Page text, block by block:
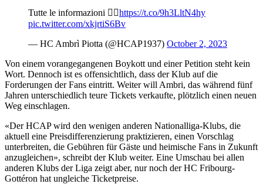
Tutte le informazioni 👇🏻https://t.co/9h3LltN4hy
pic.twitter.com/xkjrtiS6Bv
— HC Ambrì Piotta (@HCAP1937) October 2, 2023
Von einem vorangegangenen Boykott und einer Petition steht kein
Wort. Dennoch ist es offensichtlich, dass der Klub auf die
Forderungen der Fans eintritt. Weiter will Ambri, das während fünf
Jahren unterschiedlich teure Tickets verkaufte, plötzlich einen neuen
Weg einschlagen.
«Der HCAP wird den wenigen anderen Nationalliga-Klubs, die
aktuell eine Preisdifferenzierung praktizieren, einen Vorschlag
unterbreiten, die Gebühren für Gäste und heimische Fans in Zukunft
anzugleichen», schreibt der Klub weiter. Eine Umschau bei allen
anderen Klubs der Liga zeigt aber, nur noch der HC Fribourg-
Gottéron hat ungleiche Ticketpreise.